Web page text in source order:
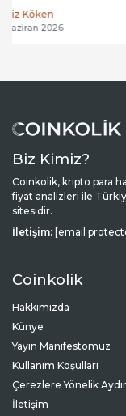
Biz Kimiz?
Coinkolik, kripto para
fiyat analizleri ile
sitesidir.
İletişim: [email
Hakkımızda
Kullanım Koşulları
Çerezlere Yönelik
Haberler ve